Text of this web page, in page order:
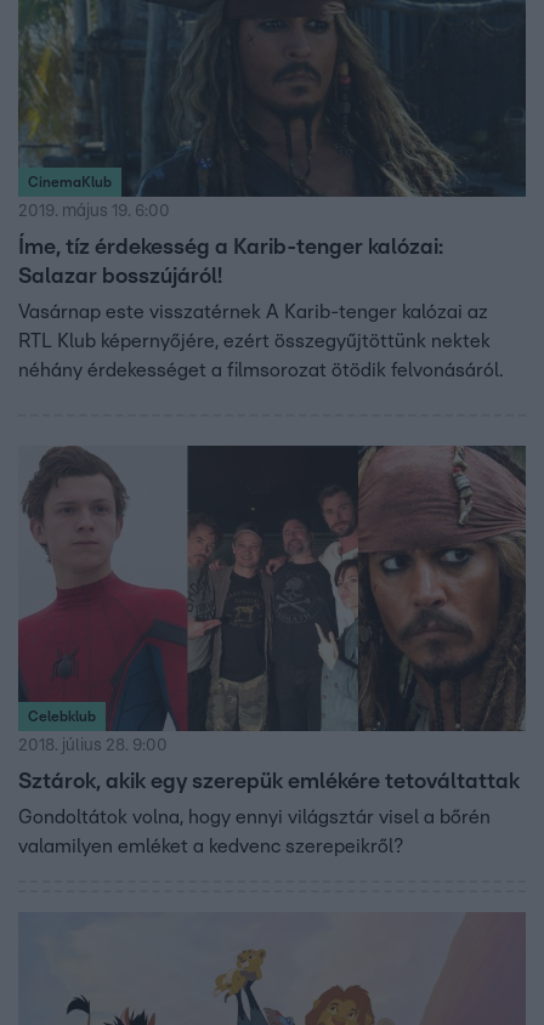
CinemaKlub
2019. május 19. 6:00
Íme, tíz érdekesség a Karib-tenger kalózai:
Salazar bosszújáról!
Vasárnap este visszatérnek A Karib-tenger kalózai az
RTL Klub képernyőjére, ezért összegyűjtöttünk nektek
néhány érdekességet a filmsorozat ötödik felvonásáról.
Celebklub
2018. július 28. 9:00
Sztárok, akik egy szerepük emlékére tetováltattak
Gondoltátok volna, hogy ennyi világsztár visel a bőrén
valamilyen emléket a kedvenc szerepeikről?